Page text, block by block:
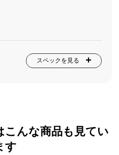
スペックを見る
こんな商品も見てい
す